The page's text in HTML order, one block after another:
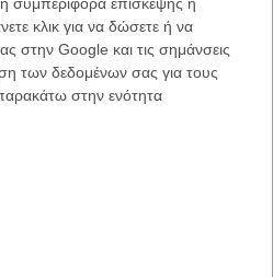
κλικ για να δώσετε ή να
στην Google και τις σημάνσεις
των δεδομένων σας για τους
στην ενότητα